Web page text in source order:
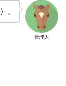
管理人
。